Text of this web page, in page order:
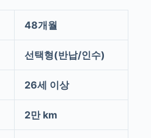
48개월
선택형(반납/인수)
26세 이상
2만 km